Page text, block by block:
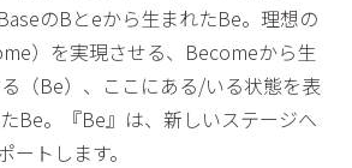
のBとeから生まれたBe。理想の
）を実現させる、Becomeから生
（Be）、ここにある/いる状態を表
Be。『Be』は、新しいステージへ
ートします。